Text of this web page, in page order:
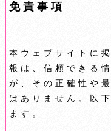
免責事項
本ウェブサイトに
報は、信頼できる
が、その正確性や
はありません。以
ます。